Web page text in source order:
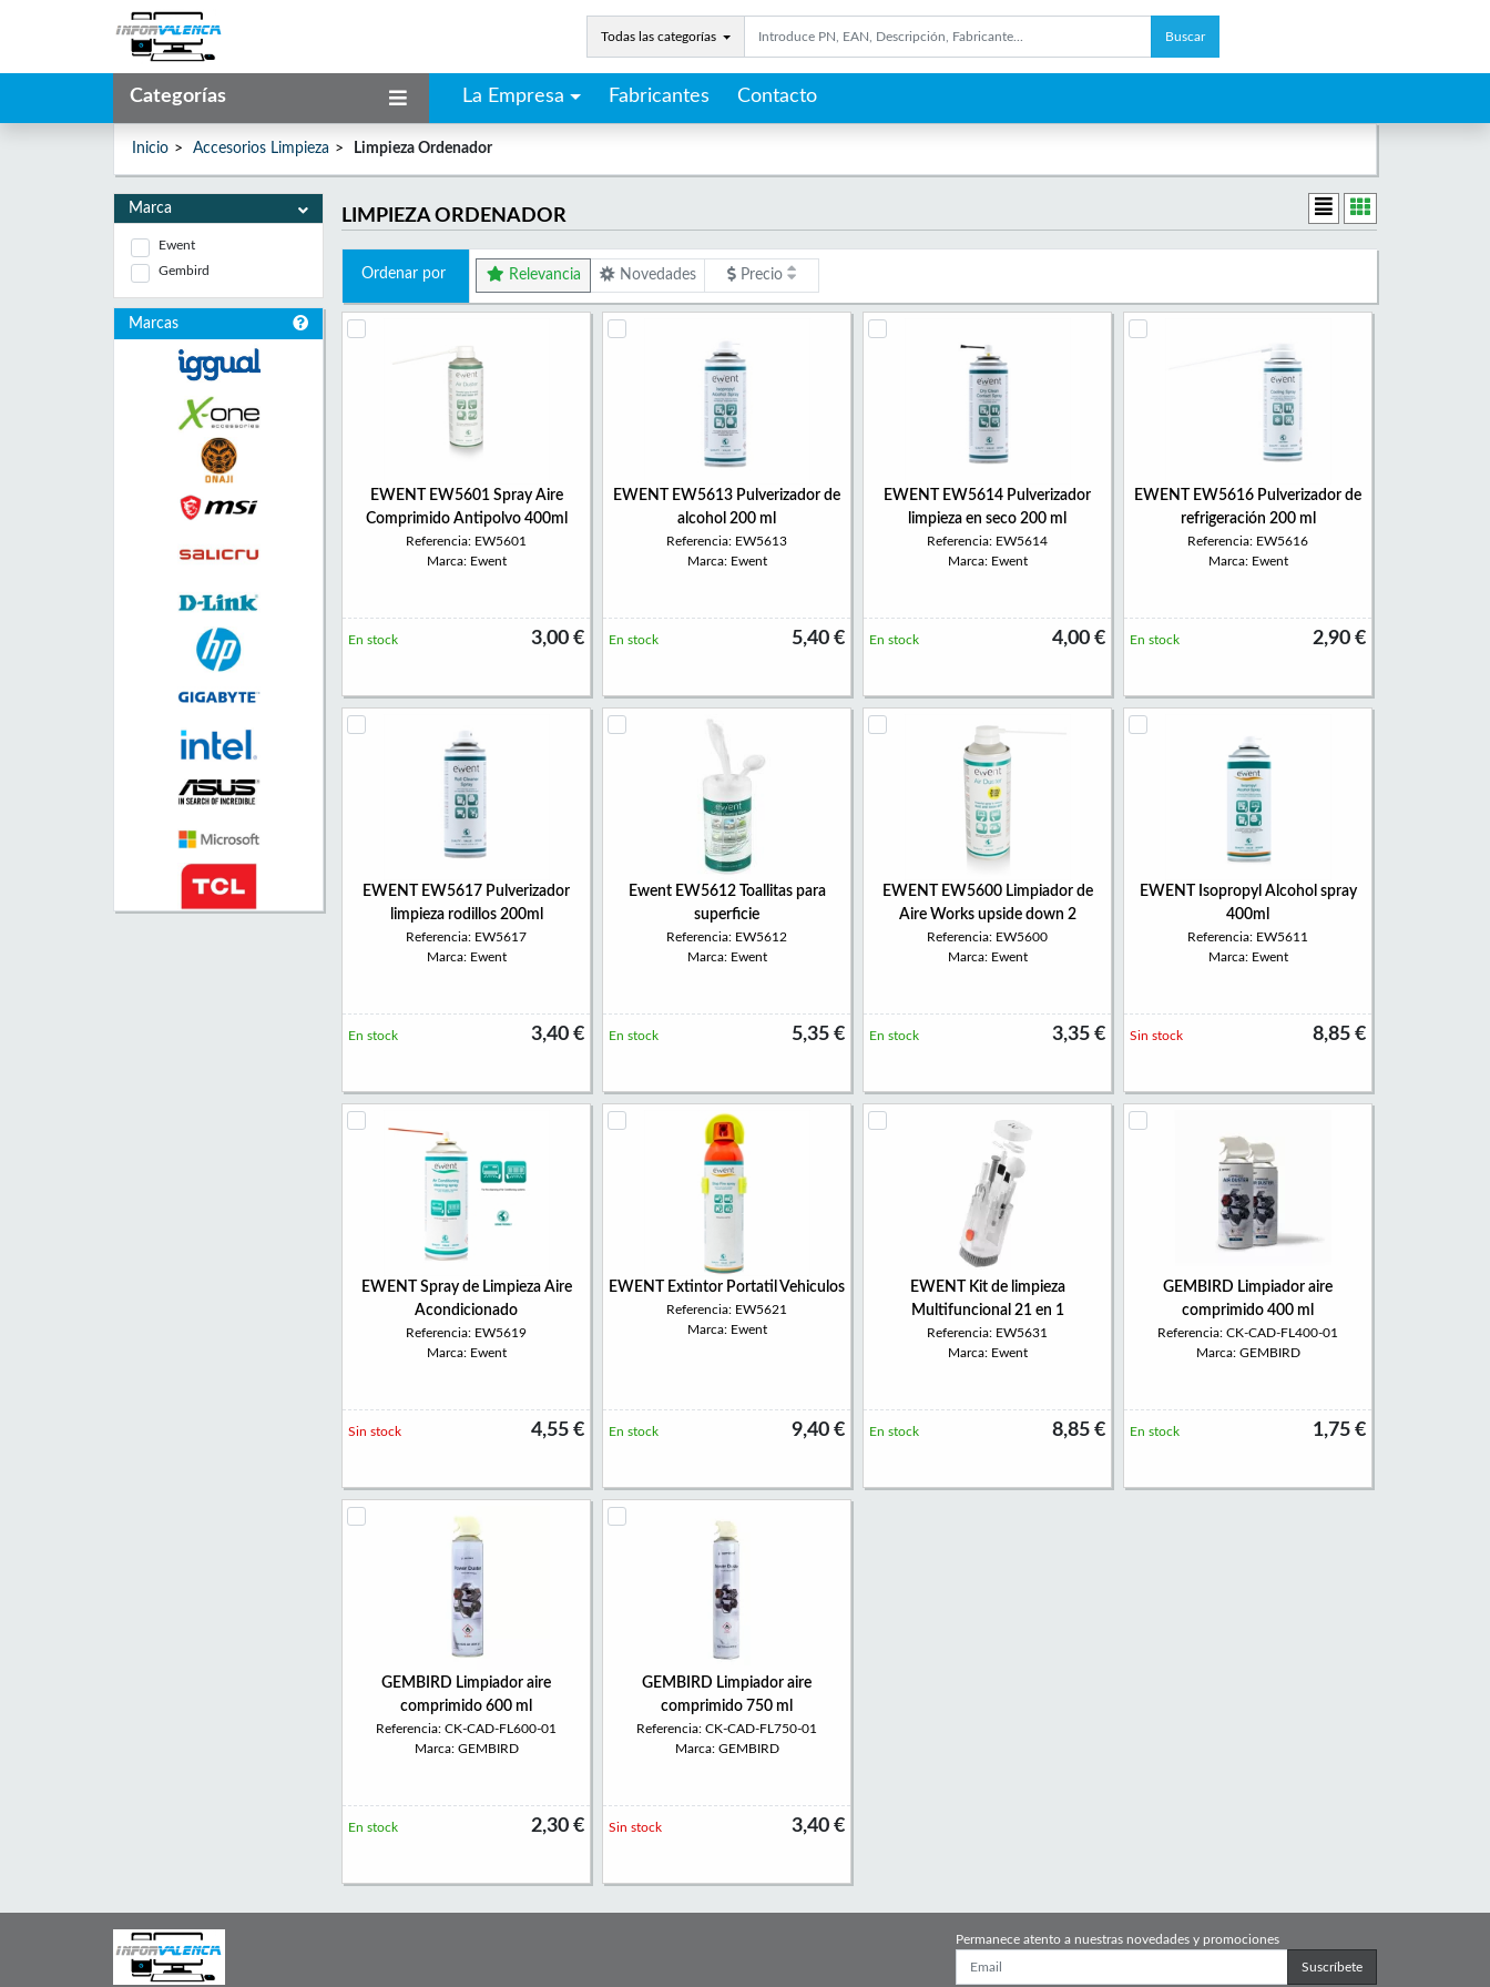
Todas las categorías Buscar
Categorías La Empresa Fabricantes Contacto
Inicio Accesorios Limpieza Limpieza Ordenador
Marca
Ewent
Gembird
Marcas
LIMPIEZA ORDENADOR
Ordenar por Relevancia Novedades Precio
EWENT EW5601 Spray Aire
Comprimido Antipolvo 400ml
Referencia: EW5601
Marca: Ewent
3,00 €
En stock
EWENT EW5613 Pulverizador de
alcohol 200 ml
Referencia: EW5613
Marca: Ewent
5,40 €
En stock
EWENT EW5614 Pulverizador
limpieza en seco 200 ml
Referencia: EW5614
Marca: Ewent
4,00 €
En stock
EWENT EW5616 Pulverizador de
refrigeración 200 ml
Referencia: EW5616
Marca: Ewent
2,90 €
En stock
EWENT EW5617 Pulverizador
limpieza rodillos 200ml
Referencia: EW5617
Marca: Ewent
3,40 €
En stock
Ewent EW5612 Toallitas para
superficie
Referencia: EW5612
Marca: Ewent
5,35 €
En stock
EWENT EW5600 Limpiador de
Aire Works upside down 2
Referencia: EW5600
Marca: Ewent
3,35 €
En stock
EWENT Isopropyl Alcohol spray
400ml
Referencia: EW5611
Marca: Ewent
8,85 €
Sin stock
EWENT Spray de Limpieza Aire
Acondicionado
Referencia: EW5619
Marca: Ewent
4,55 €
Sin stock
EWENT Extintor Portatil Vehiculos
Referencia: EW5621
Marca: Ewent
9,40 €
En stock
EWENT Kit de limpieza
Multifuncional 21 en 1
Referencia: EW5631
Marca: Ewent
8,85 €
En stock
GEMBIRD Limpiador aire
comprimido 400 ml
Referencia: CK-CAD-FL400-01
Marca: GEMBIRD
1,75 €
En stock
GEMBIRD Limpiador aire
comprimido 600 ml
Referencia: CK-CAD-FL600-01
Marca: GEMBIRD
2,30 €
En stock
GEMBIRD Limpiador aire
comprimido 750 ml
Referencia: CK-CAD-FL750-01
Marca: GEMBIRD
3,40 €
Sin stock
Permanece atento a nuestras novedades y promociones
Suscríbete